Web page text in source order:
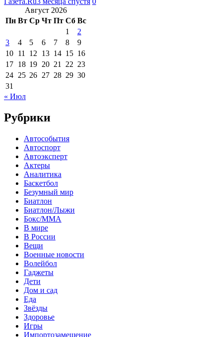
Август 2026
Пн Вт Ср Чт Пт Сб Вс
1
2
3
4 5 6 7 8
9
10 11 12 13 14 15 16
17 18 19 20 21 22 23
24 25 26 27 28 29 30
31
« Июл
Рубрики
Автособытия
Автоспорт
Автоэксперт
Актеры
Аналитика
Баскетбол
Безумный мир
Биатлон
Биатлон/Лыжи
Бокс/MMA
В мире
В России
Вещи
Военные новости
Волейбол
Гаджеты
Дети
Дом и сад
Еда
Звёзды
Здоровье
Игры
Импортозамещение